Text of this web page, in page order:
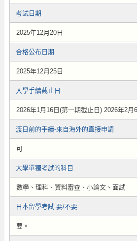
考試日期
2025年12月20日
合格公布日期
2025年12月25日
入學手續截止日
2026年1月16日(第一期截止日) 2026年2月
渡日前的手續-來自海外的直接申請
可
大學單獨考試的科目
數學、理科、資料審查、小論文、面試
日本留學考試-要/不要
要。